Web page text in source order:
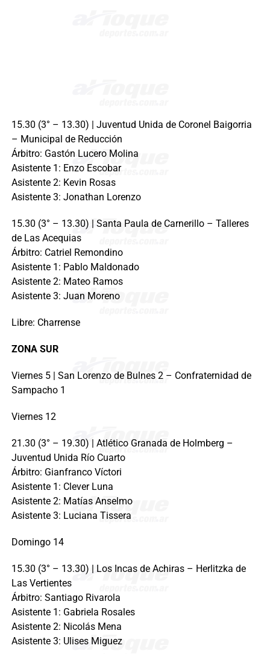
15.30 (3° – 13.30) | Juventud Unida de Coronel Baigorria
– Municipal de Reducción
Árbitro: Gastón Lucero Molina
Asistente 1: Enzo Escobar
Asistente 2: Kevin Rosas
Asistente 3: Jonathan Lorenzo
15.30 (3° – 13.30) | Santa Paula de Carnerillo – Talleres
de Las Acequias
Árbitro: Catriel Remondino
Asistente 1: Pablo Maldonado
Asistente 2: Mateo Ramos
Asistente 3: Juan Moreno
Libre: Charrense
ZONA SUR
Viernes 5 | San Lorenzo de Bulnes 2 – Confraternidad de
Sampacho 1
Viernes 12
21.30 (3° – 19.30) | Atlético Granada de Holmberg –
Juventud Unida Río Cuarto
Árbitro: Gianfranco Víctori
Asistente 1: Clever Luna
Asistente 2: Matías Anselmo
Asistente 3: Luciana Tissera
Domingo 14
15.30 (3° – 13.30) | Los Incas de Achiras – Herlitzka de
Las Vertientes
Árbitro: Santiago Rivarola
Asistente 1: Gabriela Rosales
Asistente 2: Nicolás Mena
Asistente 3: Ulises Miguez